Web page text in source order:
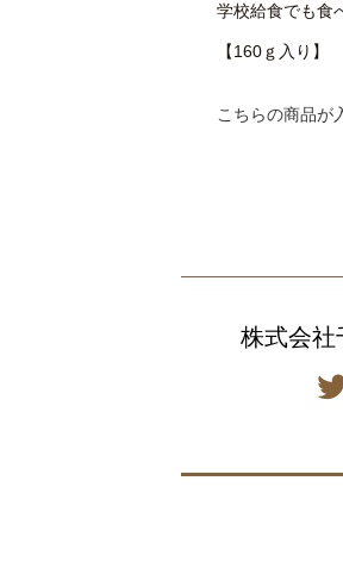
学校給食でも食
【160ｇ入り】
こちらの商品
株式会社